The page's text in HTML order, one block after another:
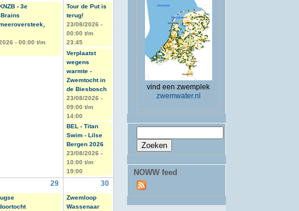
- 3e
- 00:00 t/m
Tour de Put is
terug!
23/08/2026 -
00:00 t/m
23:45
Verplaatst
wegens
warmte -
Zwemtocht in
de Biesbosch
23/08/2026 -
09:00 t/m
14:00
BEL - Titan
Swim - Lilse
Bergen 2026
23/08/2026 -
10:00 t/m
19:00
29 30
Zwemloop
Wassenaar
vind een zwemplek
zwemwater.nl
Zoekveld
NOWW feed